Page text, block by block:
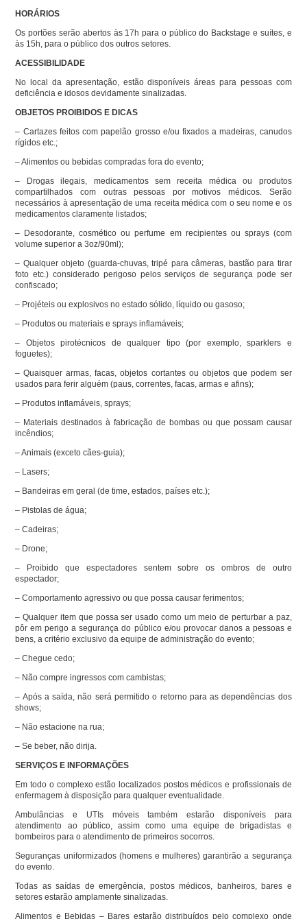
HORÁRIOS
Os portões serão abertos às 17h para o público do Backstage e suítes, e
às 15h, para o público dos outros setores.
ACESSIBILIDADE
No local da apresentação, estão disponíveis áreas para pessoas com
deficiência e idosos devidamente sinalizadas.
OBJETOS PROIBIDOS E DICAS
– Cartazes feitos com papelão grosso e/ou fixados a madeiras, canudos
rígidos etc.;
– Alimentos ou bebidas compradas fora do evento;
– Drogas ilegais, medicamentos sem receita médica ou produtos
compartilhados com outras pessoas por motivos médicos. Serão
necessários à apresentação de uma receita médica com o seu nome e os
medicamentos claramente listados;
– Desodorante, cosmético ou perfume em recipientes ou sprays (com
volume superior a 3oz/90ml);
– Qualquer objeto (guarda-chuvas, tripé para câmeras, bastão para tirar
foto etc.) considerado perigoso pelos serviços de segurança pode ser
confiscado;
– Projéteis ou explosivos no estado sólido, líquido ou gasoso;
– Produtos ou materiais e sprays inflamáveis;
– Objetos pirotécnicos de qualquer tipo (por exemplo, sparklers e
foguetes);
– Quaisquer armas, facas, objetos cortantes ou objetos que podem ser
usados para ferir alguém (paus, correntes, facas, armas e afins);
– Produtos inflamáveis, sprays;
– Materiais destinados à fabricação de bombas ou que possam causar
incêndios;
– Animais (exceto cães-guia);
– Lasers;
– Bandeiras em geral (de time, estados, países etc.);
– Pistolas de água;
– Cadeiras;
– Drone;
– Proibido que espectadores sentem sobre os ombros de outro
espectador;
– Comportamento agressivo ou que possa causar ferimentos;
– Qualquer item que possa ser usado como um meio de perturbar a paz,
pôr em perigo a segurança do público e/ou provocar danos a pessoas e
bens, a critério exclusivo da equipe de administração do evento;
– Chegue cedo;
– Não compre ingressos com cambistas;
– Após a saída, não será permitido o retorno para as dependências dos
shows;
– Não estacione na rua;
– Se beber, não dirija.
SERVIÇOS E INFORMAÇÕES
Em todo o complexo estão localizados postos médicos e profissionais de
enfermagem à disposição para qualquer eventualidade.
Ambulâncias e UTIs móveis também estarão disponíveis para
atendimento ao público, assim como uma equipe de brigadistas e
bombeiros para o atendimento de primeiros socorros.
Seguranças uniformizados (homens e mulheres) garantirão a segurança
do evento.
Todas as saídas de emergência, postos médicos, banheiros, bares e
setores estarão amplamente sinalizadas.
Alimentos e Bebidas – Bares estarão distribuídos pelo complexo onde